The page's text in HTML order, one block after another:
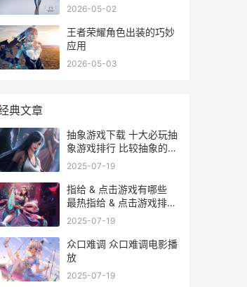
2026-05-02
王者荣耀角色出装的巧妙
应用
2026-05-03
典文章
抽象游戏下载 十大必玩抽
象游戏排行 比较抽象的游
戏id
2025-07-19
指给 & 点击游戏有哪些
最热指给 & 点击游戏排行
榜前10 点击手指
2025-07-19
众口难调 众口难调电影播
放
2025-07-19